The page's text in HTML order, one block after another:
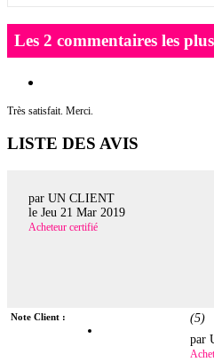
Les 2 commentaires les
Très satisfait. Merci.
LISTE DES AVIS
par UN CLIENT
le Jeu 21 Mar 2019
Acheteur certifié
Note Client : (5)
par